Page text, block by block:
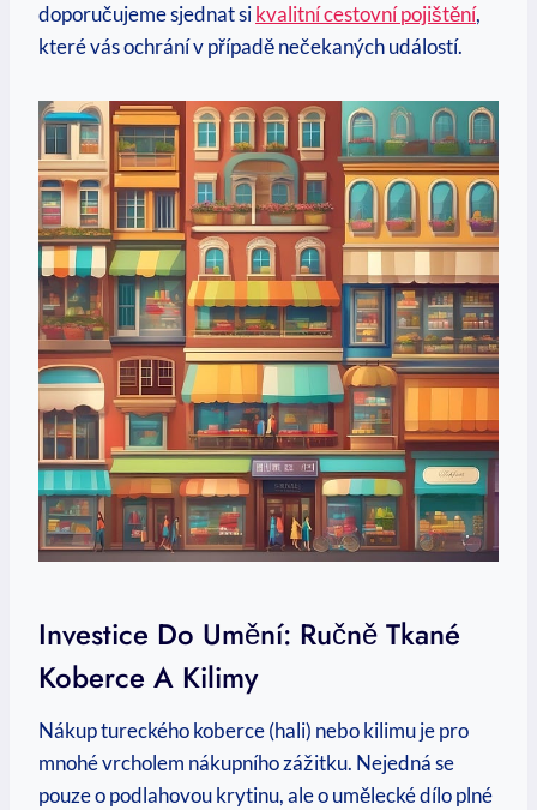
doporučujeme sjednat sikvalitní cestovní pojištění,
které vás ochrání v případě nečekaných událostí.
Investice Do Umění: Ručně Tkané
Koberce A Kilimy
Nákup tureckého koberce (hali) nebo kilimu je pro
mnohé vrcholem nákupního zážitku. Nejedná se
pouze o podlahovou krytinu, ale o umělecké dílo plné